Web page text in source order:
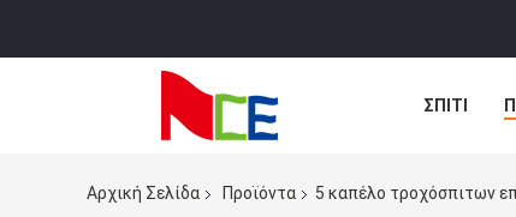
ΣΠΊΤΙ
Αρχική Σελίδα
Προϊόντα 5 καπέλο τροχόσπιτων